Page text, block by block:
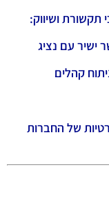
תקשורת ושיווק:
ישיר עם נציג
קהלים
של החברות